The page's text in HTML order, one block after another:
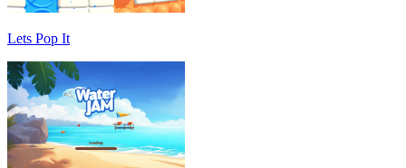
Lets Pop It